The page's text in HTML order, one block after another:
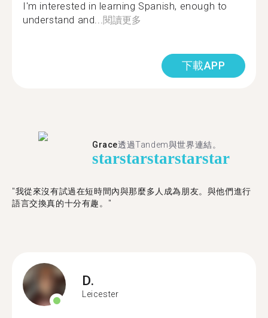
I'm interested in learning Spanish, enough to
understand and...閱讀更多
下載APP
Grace透過Tandem與世界連結。
starstarstarstarstar
"我從來沒有試過在短時間內與那麼多人成為朋友。與他們進行
語言交換真的十分有趣。"
D.
Leicester